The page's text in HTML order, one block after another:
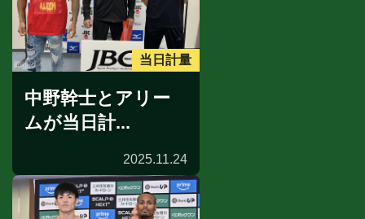
当日計量
中野幹士とアリー
ムが当日計...
2025.11.24